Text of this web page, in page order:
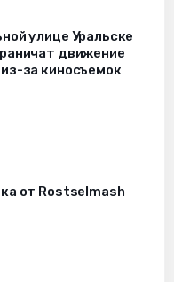
улице Уральске
движение
за киносъемок
от Rostselmash